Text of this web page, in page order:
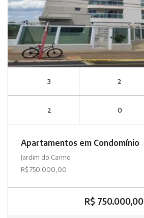
3 2
2 0
Apartamentos em Condomínio
Jardim do Carmo
R$ 750.000,00
R$ 750.000,00